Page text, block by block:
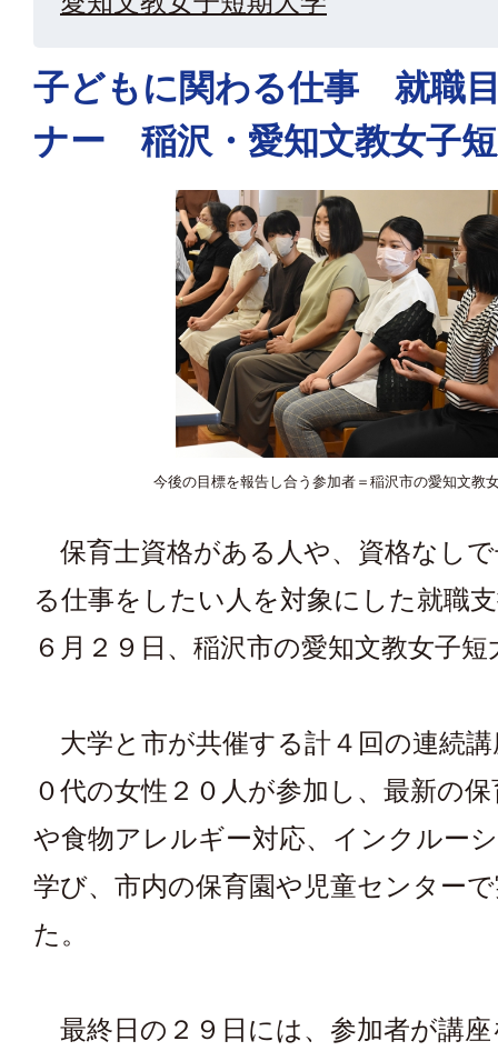
子どもに関わる仕事 就職
ナー 稲沢・愛知文教女子
今後の目標を報告し合う参加者＝稲沢市の愛知文教
保育士資格がある人や、資格なし
る仕事をしたい人を対象にした就職
６月２９日、稲沢市の愛知文教女子
大学と市が共催する計４回の連続講
０代の女性２０人が参加し、最新の
や食物アレルギー対応、インクルー
学び、市内の保育園や児童センター
た。
最終日の２９日には、参加者が講